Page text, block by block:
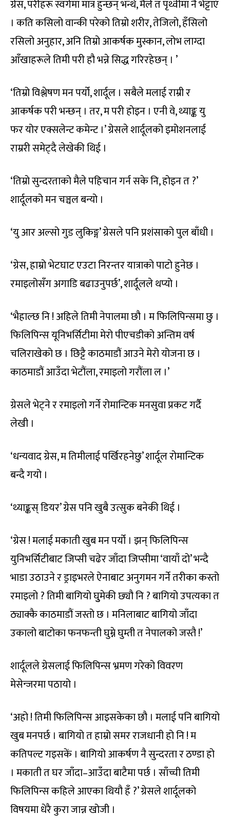
ग्रेस, परीहरू स्वर्गमा मात्र हुन्छन् भन्थे, मैले त पृथ्वीमा नै भेट्टाएँ
। कति कसिलो वान्की परेको तिम्रो शरीर, तेजिलो, हँसिलो
रसिलो अनुहार, अनि तिम्रो आकर्षक मुस्कान, लोभ लाग्दा
आँखाहरूले तिमी परी हौ भन्ने सिद्ध गरिरहेछन् । ’
‘तिम्रो विश्लेषण मन पर्यो, शार्दूल । सबैले मलाई राम्री र
आकर्षक परी भन्छन् । तर, म परी होइन । एनी वे, थ्याङ्क यु
फर योर एक्सलेन्ट कमेन्ट ।’ ग्रेसले शार्दूलको इमोशनलाई
राम्ररी समेट्दै लेखेकी थिई ।
‘तिम्रो सुन्दरताको मैले पहिचान गर्न सके नि, होइन त ?’
शार्दूलको मन चञ्चल बन्यो ।
‘यु आर अल्सो गुड लुकिङ्ग’ ग्रेसले पनि प्रशंसाको पुल बाँधी ।
‘ग्रेस, हाम्रो भेटघाट एउटा निरन्तर यात्राको पाटो हुनेछ ।
रमाइलोसँग अगाडि बढाउनुपर्छ’, शार्दूलले थप्यो ।
‘भैहाल्छ नि ! अहिले तिमी नेपालमा छौ । म फिलिपिन्समा छु ।
फिलिपिन्स यूनिभर्सिटीमा मेरो पीएचडीको अन्तिम वर्ष
चलिराखेको छ । छिट्टै काठमाडौं आउने मेरो योजना छ ।
काठमाडौं आउँदा भेटौंला, रमाइलो गरौंला ल ।’
ग्रेसले भेट्ने र रमाइलो गर्ने रोमान्टिक मनसुवा प्रकट गर्दै
लेखी ।
‘धन्यवाद ग्रेस, म तिमीलाई पर्खिरहनेछु’ शार्दूल रोमान्टिक
बन्दै गयो ।
‘थ्याङ्कस् डियर’ ग्रेस पनि खुबै उत्सुक बनेकी थिई ।
‘ग्रेस ! मलाई मकाती खुब मन पर्यो । झन् फिलिपिन्स
युनिभर्सिटीबाट जिप्सी चढेर जाँदा जिप्सीमा ‘वायाँ दो’ भन्दै
भाडा उठाउने र ड्राइभरले ऐनाबाट अनुगमन गर्ने तरीका कस्तो
रमाइलो ? तिमी बागियो घुुमेकी छ्यौ नि ? बागियो उपत्यका त
ठ्याक्कै काठमाडौं जस्तो छ । मनिलाबाट बागियो जाँदा
उकालो बाटोका फनफन्ती घुम्ने घुम्ती त नेपालको जस्तै !’
शार्दूलले ग्रेसलाई फिलिपिन्स भ्रमण गरेको विवरण
मेसेन्जरमा पठायो ।
‘अहो ! तिमी फिलिपिन्स आइसकेका छौ । मलाई पनि बागियो
खुब मनपर्छ । बागियो त हाम्रो समर राजधानी हो नि ! म
कतिपल्ट गइसकें । बागियो आकर्षण नै सुन्दरता र ठण्डा हो
। मकाती त घर जाँदा–आउँदा बाटैमा पर्छ । साँच्ची तिमी
फिलिपिन्स कहिले आएका थियौ हँ ?’ ग्रेसले शार्दूलको
विषयमा धेरै कुरा जान्न खोजी ।